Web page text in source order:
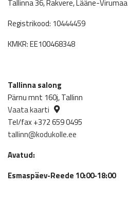
Tallinna 36, Rakvere, Lääne-Virumaa
Registrikood: 10444459
KMKR: EE100468348
Tallinna salong
Pärnu mnt 160j, Tallinn
Vaata kaarti
Tel/fax +372 659 0495
tallinn@kodukolle.ee
Avatud:
Esmaspäev-Reede 10:00-18:00